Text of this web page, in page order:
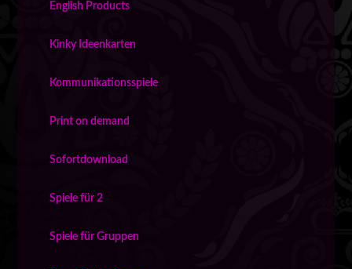
English Products
Kinky Ideenkarten
Kommunikationsspiele
Print on demand
Sofortdownload
Spiele für 2
Spiele für Gruppen